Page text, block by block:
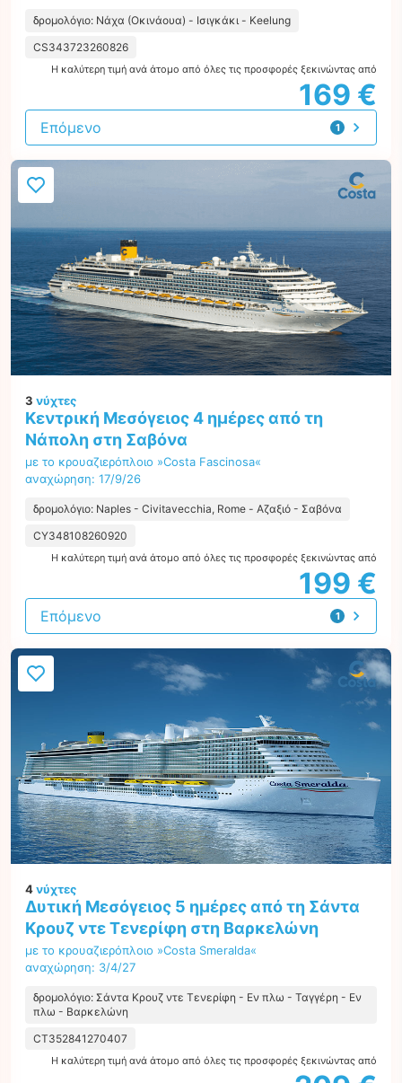
δρομολόγιο: Νάχα (Οκινάουα) - Ισιγκάκι - Keelung
CS343723260826
Η καλύτερη τιμή ανά άτομο από όλες τις προσφορές ξεκινώντας από
169 €
1
προσφορά
Επόμενο
3 νύχτες
Κεντρική Μεσόγειος 4 ημέρες από τη
Νάπολη στη Σαβόνα
με το κρουαζιερόπλοιο »Costa Fascinosa«
αναχώρηση: 17/9/26
δρομολόγιο: Naples - Civitavecchia, Rome - Αζαξιό - Σαβόνα
CY348108260920
Η καλύτερη τιμή ανά άτομο από όλες τις προσφορές ξεκινώντας από
199 €
1
προσφορά
Επόμενο
4νύχτες
Δυτική Μεσόγειος 5 ημέρες από τη Σάντα
Κρουζ ντε Τενερίφη στη Βαρκελώνη
με το κρουαζιερόπλοιο »Costa Smeralda«
αναχώρηση: 3/4/27
δρομολόγιο: Σάντα Κρουζ ντε Τενερίφη - Εν πλω - Ταγγέρη - Εν
πλω - Βαρκελώνη
CT352841270407
Η καλύτερη τιμή ανά άτομο από όλες τις προσφορές ξεκινώντας από